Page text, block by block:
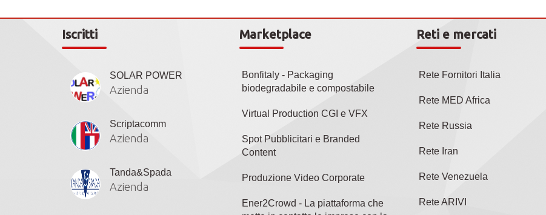
Iscritti
SOLAR POWER
Azienda
Scriptacomm
Azienda
Tanda&Spada
Azienda
Marketplace
Bonfitaly - Packaging
biodegradabile e compostabile
Virtual Production CGI e VFX
Spot Pubblicitari e Branded
Content
Produzione Video Corporate
Ener2Crowd - La piattaforma che
Reti e mercati
Rete Fornitori Italia
Rete MED Africa
Rete Russia
Rete Iran
Rete Venezuela
Rete ARIVI